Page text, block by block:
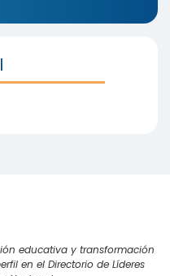
educativa y transformación
en el Directorio de Líderes